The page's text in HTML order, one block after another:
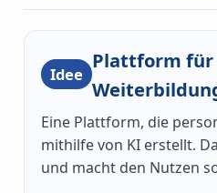
Idee
Plattform für
Eine Plattform, die
mithilfe von KI erstellt.
und macht den Nutzen